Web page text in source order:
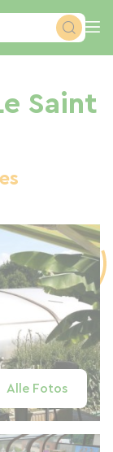
Saint
Alle Fotos